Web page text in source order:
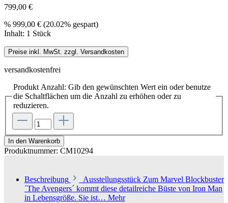
799,00 €
% 999,00 € (20.02% gespart)
Inhalt: 1 Stück
Preise inkl. MwSt. zzgl. Versandkosten
versandkostenfrei
Produkt Anzahl: Gib den gewünschten Wert ein oder benutze
die Schaltflächen um die Anzahl zu erhöhen oder zu
reduzieren.
In den Warenkorb
Produktnummer: CM10294
Beschreibung
Ausstellungsstück Zum Marvel Blockbuster
´The Avengers´ kommt diese detailreiche Büste von Iron Man
in Lebensgröße. Sie ist… Mehr